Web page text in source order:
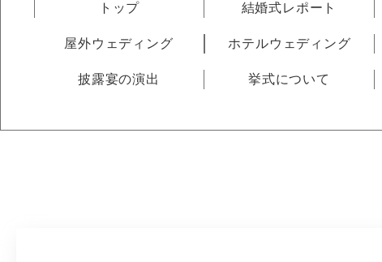
トップ 結婚式レポート
屋外ウェディング ホテルウェディング
披露宴の演出 挙式について